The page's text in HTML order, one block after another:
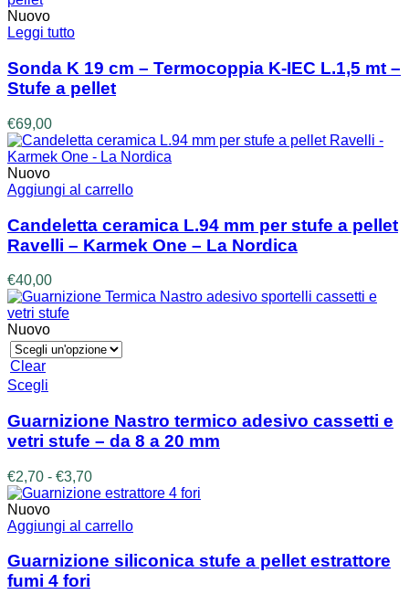
Nuovo
Leggi tutto
Sonda K 19 cm – Termocoppia K-IEC L.1,5 mt –
Stufe a pellet
€69,00
Nuovo
Aggiungi al carrello
Candeletta ceramica L.94 mm per stufe a pellet
Ravelli – Karmek One – La Nordica
€40,00
Nuovo
Clear
Scegli
ha
più
varianti.
opzioni
possono
essere
scelte
pagina
del
Guarnizione Nastro termico adesivo cassetti e
vetri stufe – da 8 a 20 mm
€2,70 - €3,70Fascia
di
da
a
Nuovo
Aggiungi al carrello
Guarnizione siliconica stufe a pellet estrattore
fumi 4 fori